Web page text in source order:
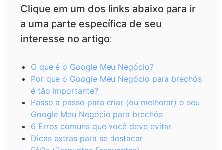
Clique em um dos links abaixo para ir
a uma parte específica de seu
interesse no artigo:
O que é o Google Meu Negócio?
Por que o Google Meu Negócio para brechós
é tão importante?
Passo a passo para criar (ou melhorar) o seu
Google Meu Negócio para brechós
6 Erros comuns que você deve evitar
Dicas extras para se destacar